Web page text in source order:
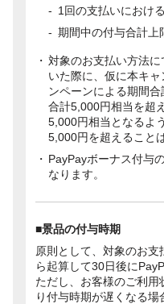
1回の支払いにおけ
期間中の付与合計上
対象のお支払い方法
いた際に、仮に本キ
ンペーンによる期間
合計5,000円相当を超
5,000円相当となるよ
5,000円を超えること
PayPayボーナス付与
なります。
■景品の付与時期
原則として、対象のお
ら起算して30日後に
ただし、お客様のご利用
り付与時期が遅くなる場